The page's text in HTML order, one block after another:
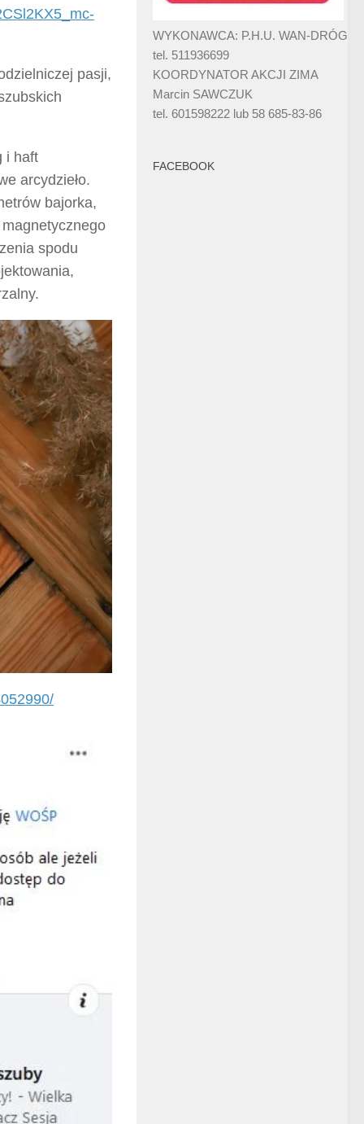
pasji,
i haft
arcydzieło.
bajorka,
spodu
WYKONAWCA: P.H.U. WAN-DRÓG
tel. 511936699
KOORDYNATOR AKCJI ZIMA
Marcin SAWCZUK
tel. 601598222 lub 58 685-83-86
FACEBOOK